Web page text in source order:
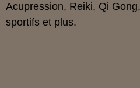
Acupression, Reiki, Qi
sportifs et plus.